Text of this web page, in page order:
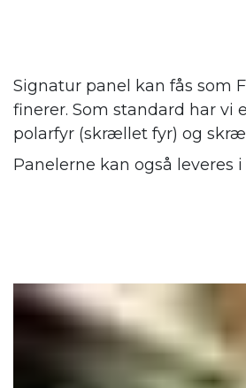
Signatur panel kan fås som
finerer. Som standard har vi
polarfyr (skrællet fyr) og
Panelerne kan også leveres